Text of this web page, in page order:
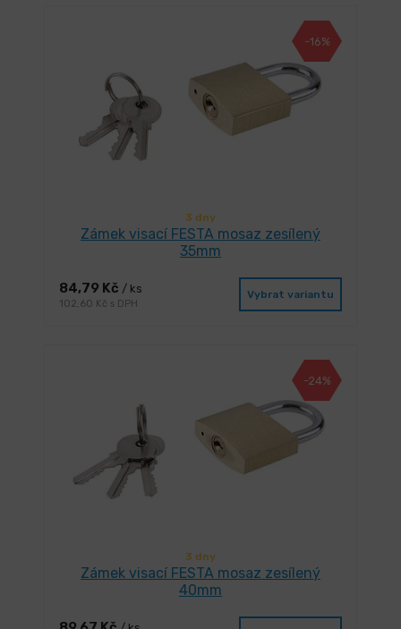
-16%
3 dny
Zámek visací FESTA mosaz zesílený
35mm
84,79 Kč / ks
102,60 Kč s DPH
Vybrat variantu
-24%
3 dny
Zámek visací FESTA mosaz zesílený
40mm